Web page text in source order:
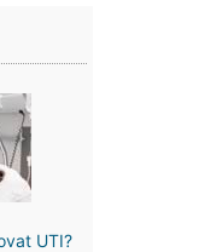
UTI?